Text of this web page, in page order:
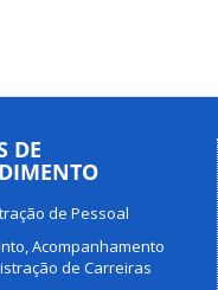
DE
de Pessoal
Acompanhamento
de Carreiras